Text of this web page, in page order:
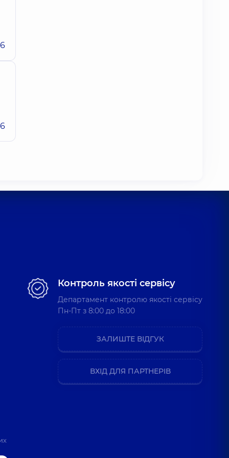
Контроль якості сервісу
Департамент контролю якості сервісу
Пн-Пт з 8:00 до 18:00
ЗАЛИШТЕ ВІДГУК
ВХІД ДЛЯ ПАРТНЕРІВ